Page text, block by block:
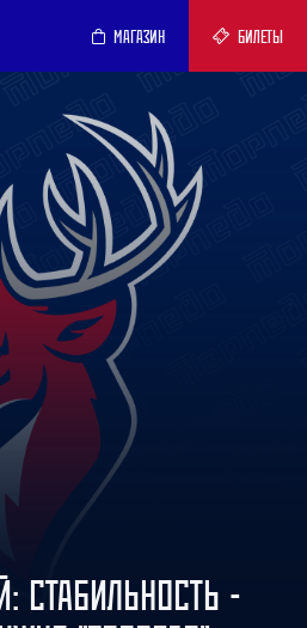
МАГАЗИН БИЛЕТЫ
СТАБИЛЬНОСТЬ -